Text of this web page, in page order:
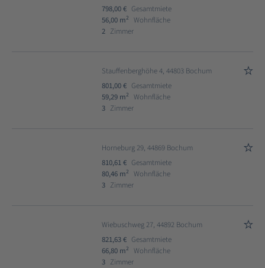
798,00 € Gesamtmiete
56,00 m2
Wohnfläche
2 Zimmer
Stauffenberghöhe 4, 44803 Bochum
801,00 € Gesamtmiete
59,29 m2
Wohnfläche
3 Zimmer
Horneburg 29, 44869 Bochum
810,61 € Gesamtmiete
80,46 m2
Wohnfläche
3 Zimmer
Wiebuschweg 27, 44892 Bochum
821,63 € Gesamtmiete
66,80 m2
Wohnfläche
3 Zimmer